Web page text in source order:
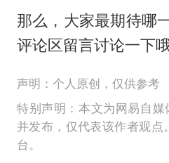
那么，大家最期待哪
评论区留言讨论一下哦
声明：个人原创，仅供参考
特别声明：本文为网易自媒
并发布，仅代表该作者观点
台。